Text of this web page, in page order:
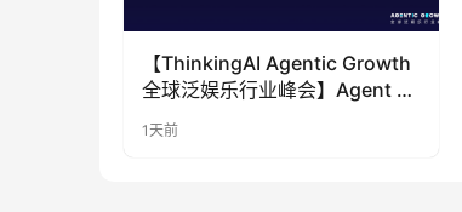
【ThinkingAI Agentic Growth
全球泛娱乐行业峰会】Agent 时
1天前